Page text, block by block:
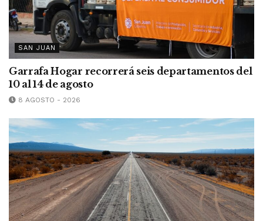
SAN JUAN
Garrafa Hogar recorrerá seis departamentos del
10 al 14 de agosto
8 AGOSTO - 2026